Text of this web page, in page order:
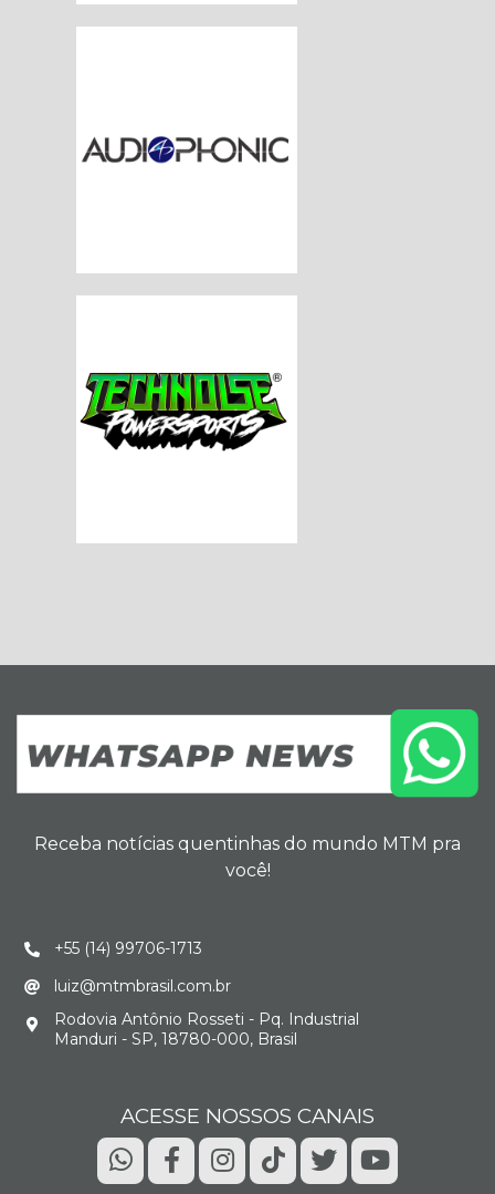
Receba notícias quentinhas do mundo MTM pra
você!
+55 (14) 99706-1713
luiz@mtmbrasil.com.br
Rodovia Antônio Rosseti - Pq. Industrial
Manduri - SP, 18780-000, Brasil
ACESSE NOSSOS CANAIS